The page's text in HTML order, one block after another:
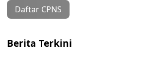
Daftar CPNS
Berita Terkini